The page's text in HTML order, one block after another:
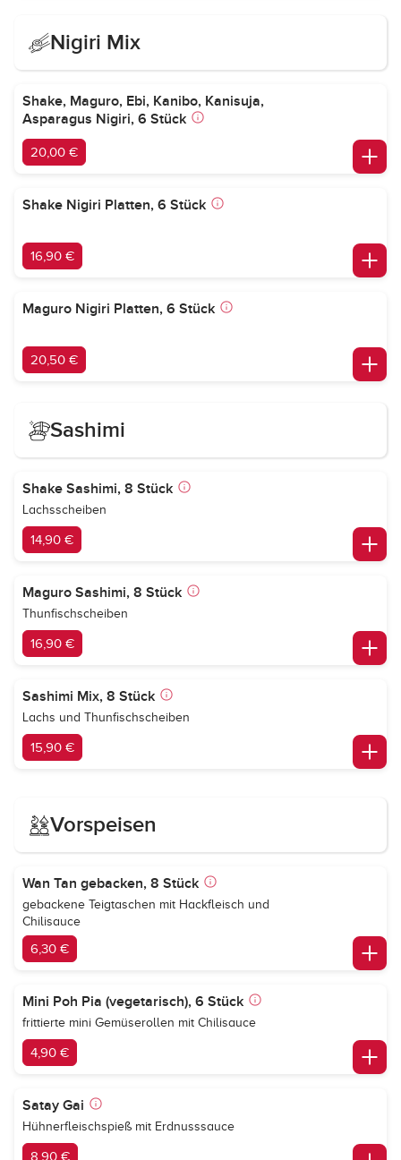
Nigiri Mix
Shake, Maguro, Ebi, Kanibo, Kanisuja,
Asparagus Nigiri, 6 Stück
20,00 €
Shake Nigiri Platten, 6 Stück
16,90 €
Maguro Nigiri Platten, 6 Stück
20,50 €
Sashimi
Shake Sashimi, 8 Stück
Lachsscheiben
14,90 €
Maguro Sashimi, 8 Stück
Thunfischscheiben
16,90 €
Sashimi Mix, 8 Stück
Lachs und Thunfischscheiben
15,90 €
Vorspeisen
Wan Tan gebacken, 8 Stück
gebackene Teigtaschen mit Hackfleisch und
Chilisauce
6,30 €
Mini Poh Pia (vegetarisch), 6 Stück
frittierte mini Gemüserollen mit Chilisauce
4,90 €
Satay Gai
Hühnerfleischspieß mit Erdnusssauce
8,90 €